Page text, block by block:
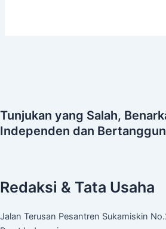
Tunjukan yang Salah,
Independen dan
Redaksi & Tata Usaha
Jalan Terusan Pesantren Sukamiskin